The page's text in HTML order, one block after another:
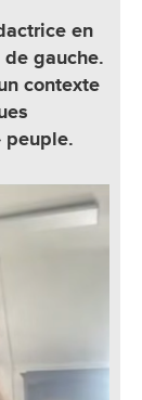
en
gauche.
contexte
peuple.